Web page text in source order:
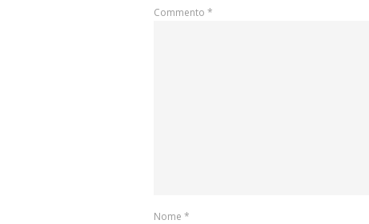
Commento *
Nome *